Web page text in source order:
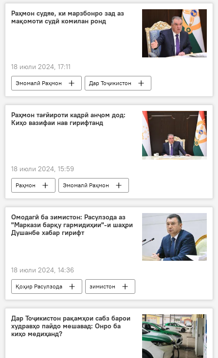
Раҳмон судяе, ки марзбонро зад аз
мақомоти судӣ комилан ронд
18 июли 2024, 17:11
Эмомалӣ Раҳмон
Дар Тоҷикистон
додгустарӣ
судяҳо
барканор
вазифа
Раҳмон тағйироти кадрӣ анҷом дод:
Киҳо вазифаи нав гирифтанд
18 июли 2024, 15:59
Раҳмон
Эмомалӣ Раҳмон
Дар Тоҷикистон
тағйироти кадрӣ
Раисҷумҳур
Омодагӣ ба зимистон: Расулзода аз
"Маркази барқу гармидиҳии"-и шаҳри
Душанбе хабар гирифт
18 июли 2024, 14:36
Қоҳир Расулзода
зимистон
Дар Тоҷикистон
Душанбе
омодагиҳо
Дар Тоҷикистон рақамҳои сабз барои
худравҳо пайдо мешавад: Онро ба
киҳо медиҳанд?